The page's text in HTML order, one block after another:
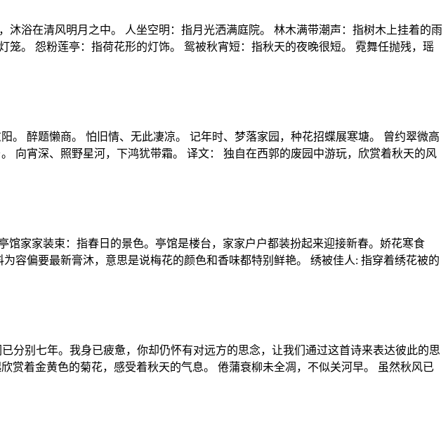
浴在清风明月之中。 人坐空明：指月光洒满庭院。 林木满带潮声：指树木上挂着的雨
。 怨粉莲亭：指荷花形的灯饰。 鸳被秋宵短：指秋天的夜晚很短。 霓舞任抛残，瑶
醉题懒商。 怕旧情、无此凄凉。 记年时、梦落家园，种花招蝶展寒塘。 曾约翠微高
向宵深、照野星河，下鸿犹带霜。 译文： 独自在西郭的废园中游玩，欣赏着秋天的风
馆家家装束：指春日的景色。亭馆是楼台，家家户户都装扮起来迎接新春。娇花寒食
容偏要最新膏沐，意思是说梅花的颜色和香味都特别鲜艳。 绣被佳人: 指穿着绣花被的
分别七年。我身已疲惫，你却仍怀有对远方的思念，让我们通过这首诗来表达彼此的思
赏着金黄色的菊花，感受着秋天的气息。 倦蒲衰柳未全凋，不似关河早。 虽然秋风已